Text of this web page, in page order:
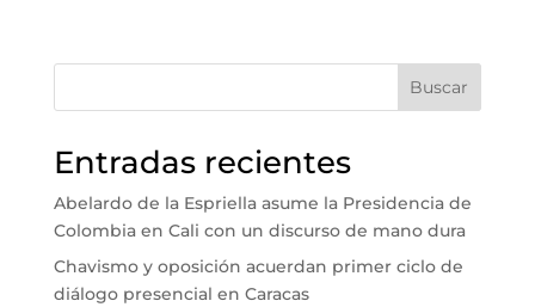
Buscar
Entradas recientes
Abelardo de la Espriella asume la Presidencia de
Colombia en Cali con un discurso de mano dura
Chavismo y oposición acuerdan primer ciclo de
diálogo presencial en Caracas